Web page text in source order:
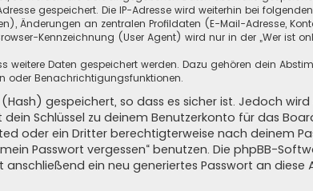
gespeichert. Die IP-Adresse wird weiterhin bei
Änderungen an zentralen Profildaten (E-Mail-Adresse,
Kennzeichnung (User Agent) wird nur in der „Wer ist
weitere Daten gespeichert werden. Dazu gehören dein
oder Benachrichtigungsfunktionen.
gespeichert, so dass es sicher ist. Jedoch
Schlüssel zu deinem Benutzerkonto für das
oder ein Dritter berechtigterweise nach deinem
Passwort vergessen“ benutzen. Die phpBB-
ein neu generiertes Passwort an